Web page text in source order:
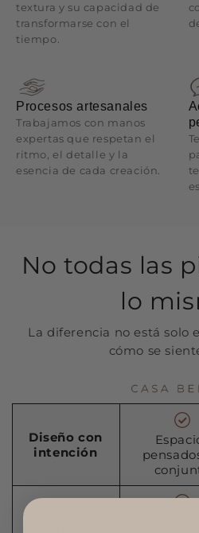
textura y su capacidad de
transformarse con el
tiempo.
Procesos artesanales
Trabajamos con manos
expertas que respetan el
ritmo, el detalle y la
esencia de cada creación.
No todas las
lo
La diferencia no está solo
cómo se
Diseño con
intención